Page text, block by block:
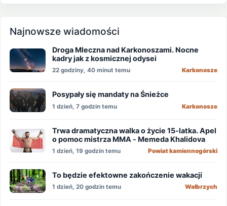
Najnowsze wiadomości
Droga Mleczna nad Karkonoszami. Nocne
kadry jak z kosmicznej odysei
22 godziny, 40 minut temu Karkonosze
Posypały się mandaty na Śnieżce
1 dzień, 7 godzin temu Karkonosze
Trwa dramatyczna walka o życie 15-latka. Apel
o pomoc mistrza MMA - Memeda Khalidova
1 dzień, 19 godzin temu Powiat kamiennogórski
To będzie efektowne zakończenie wakacji
1 dzień, 20 godzin temu Wałbrzych